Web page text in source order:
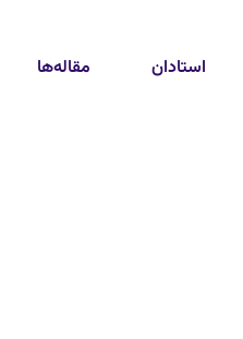
استادان مقاله‌ها